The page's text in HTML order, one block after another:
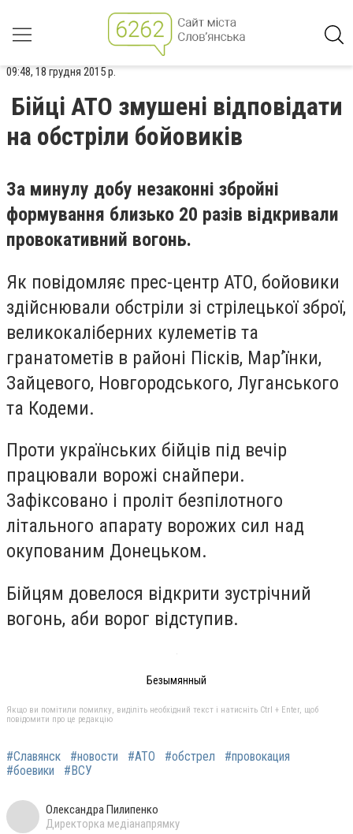
09:48, 18 грудня 2015 р.
Бійці АТО змушені відповідати
на обстріли бойовиків
За минулу добу незаконні збройні
формування близько 20 разів відкривали
провокативний вогонь.
Як повідомляє прес-центр АТО, бойовики
здійснювали обстріли зі стрілецької зброї,
великокаліберних кулеметів та
гранатометів в районі Пісків, Мар’їнки,
Зайцевого, Новгородського, Луганського
та Кодеми.
Проти українських бійців під вечір
працювали ворожі снайпери.
Зафіксовано і проліт безпілотного
літального апарату ворожих сил над
окупованим Донецьком.
Бійцям довелося відкрити зустрічний
вогонь, аби ворог відступив.
Безымянный
Якщо ви помітили помилку, виділіть необхідний текст і натисніть Ctrl + Enter, щоб
повідомити про це редакцію
#Славянск #новости #АТО #обстрел
#провокация
#боевики
#ВСУ
Олександра Пилипенко
Директорка медіанапрямку